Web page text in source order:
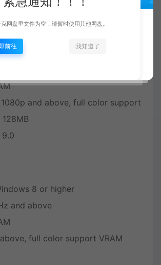
8 or higher
1080p and above, full color support
9.0
8 or higher
and above
full color support VRAM
网盘里文件为空，请暂时使用其他网盘。
前往 我知道了